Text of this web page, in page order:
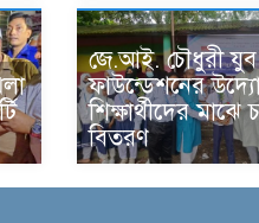
জে.আই. চৌধুরী যুব
ফাউন্ডেশনের
শিক্ষার্থীদের মাঝে
বিতরণ